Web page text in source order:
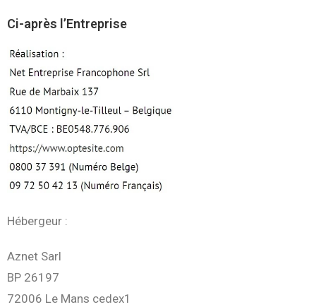
Ci-après l’Entreprise
Hébergeur :
Aznet Sarl
BP 26197
72006 Le Mans cedex1